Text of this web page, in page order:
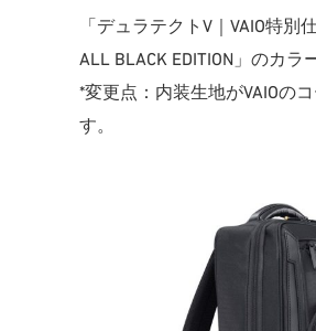
「デュラテクトV｜VAIO特別
ALL BLACK EDITION」のカ
*変更点：内装生地がVAIOの
す。